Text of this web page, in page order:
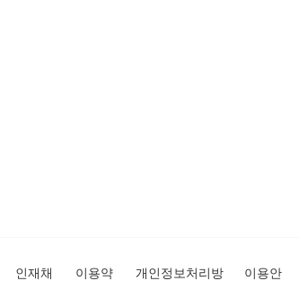
인재채
이용약
개인정보처리방
이용안